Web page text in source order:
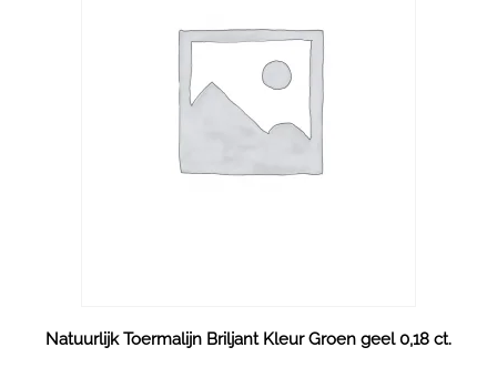
Natuurlijk Toermalijn Briljant Kleur Groen geel 0,18 ct.